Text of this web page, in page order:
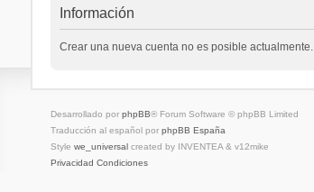
Información
Crear una nueva cuenta no es posible actualmente.
Desarrollado por phpBB® Forum Software © phpBB Limited
Traducción al español por phpBB España
Style we_universalcreated by INVENTEA & v12mike
Privacidad Condiciones